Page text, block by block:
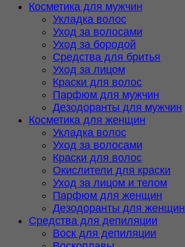
Косметика для мужчин
Укладка волос
Уход за волосами
Уход за бородой
Средства для бритья
Уход за лицом
Краски для волос
Парфюм для мужчин
Дезодоранты для мужчин
Косметика для женщин
Укладка волос
Уход за волосами
Краски для волос
Окислители для краски
Уход за лицом и телом
Парфюм для женщин
Дезодоранты для женщин
Средства для депиляции
Воск для депиляции